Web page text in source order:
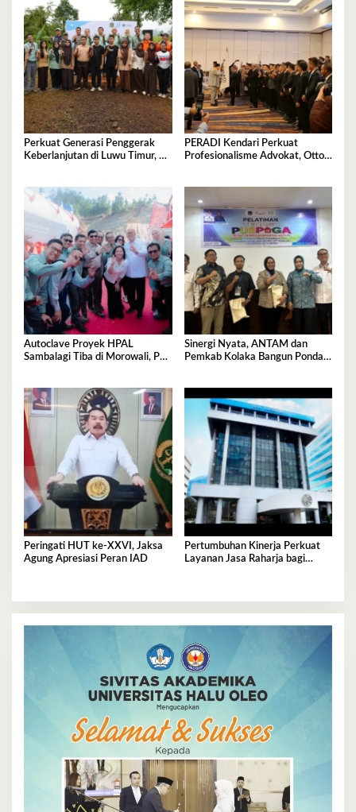
Perkuat Generasi Penggerak
Keberlanjutan di Luwu Timur, PT
PERADI Kendari Perkuat
Profesionalisme Advokat, Otto
Autoclave Proyek HPAL
Sambalagi Tiba di Morowali, PT
Sinergi Nyata, ANTAM dan
Pemkab Kolaka Bangun Pondasi
Peringati HUT ke-XXVI, Jaksa
Agung Apresiasi Peran IAD
Pertumbuhan Kinerja Perkuat
Layanan Jasa Raharja bagi